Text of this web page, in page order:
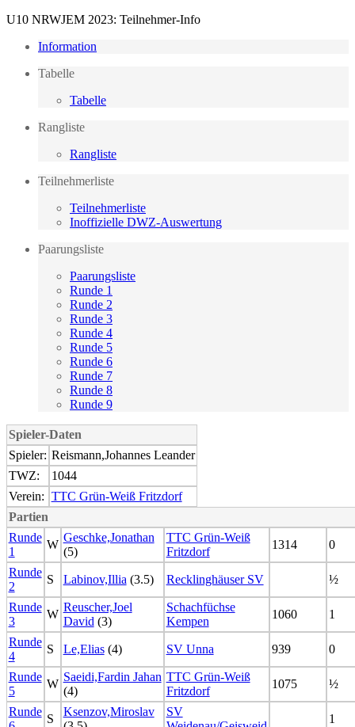
U10 NRWJEM 2023: Teilnehmer-Info
Information
Tabelle
Tabelle
Rangliste
Rangliste
Teilnehmerliste
Teilnehmerliste
Inoffizielle DWZ-Auswertung
Paarungsliste
Paarungsliste
Runde 1
Runde 2
Runde 3
Runde 4
Runde 5
Runde 6
Runde 7
Runde 8
Runde 9
Spieler-Daten
Spieler: Reismann,Johannes Leander
TWZ:
1044
Verein: TTC Grün-Weiß Fritzdorf
Partien
Runde
1
W
Geschke,Jonathan
(5)
TTC Grün-Weiß
Fritzdorf
1314 0
Runde
2
S Labinov,Illia (3.5) Recklinghäuser SV ½
Runde
3
W
Reuscher,Joel
David (3)
Schachfüchse
Kempen
1060 1
Runde
4
S Le,Elias(4) SV Unna 939 0
Runde
5
W
Saeidi,Fardin Jahan
(4)
TTC Grün-Weiß
Fritzdorf
1075 ½
Runde
S
Ksenzov,Miroslav
SV
1